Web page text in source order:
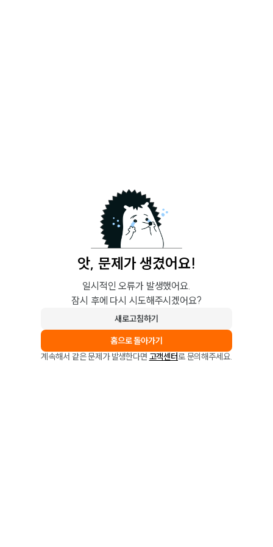
앗, 문제가 생겼어요!
일시적인 오류가 발생했어요.
잠시 후에 다시 시도해주시겠어요?
새로고침하기
홈으로 돌아가기
계속해서 같은 문제가 발생한다면 고객센터로 문의해주세요.